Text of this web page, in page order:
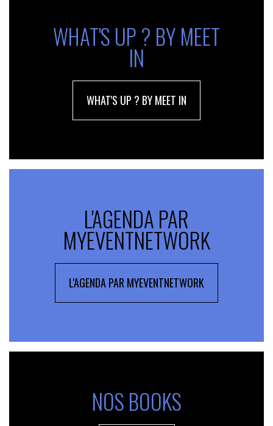
WHAT'S UP ? BY MEET
IN
WHAT'S UP ? BY MEET IN
L'AGENDA PAR
MYEVENTNETWORK
L'AGENDA PAR MYEVENTNETWORK
NOS BOOKS